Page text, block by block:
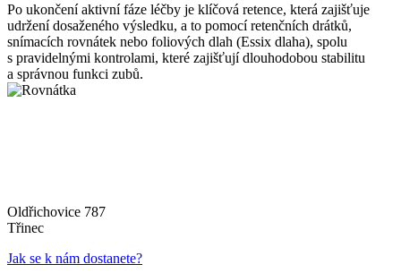
Po ukončení aktivní fáze léčby je klíčová retence, která zajišťuje
udržení dosaženého výsledku, a to pomocí retenčních drátků,
snímacích rovnátek nebo foliových dlah (Essix dlaha), spolu
s pravidelnými kontrolami, které zajišťují dlouhodobou stabilitu
a správnou funkci zubů.
Oldřichovice 787
Třinec
Jak se k nám dostanete?